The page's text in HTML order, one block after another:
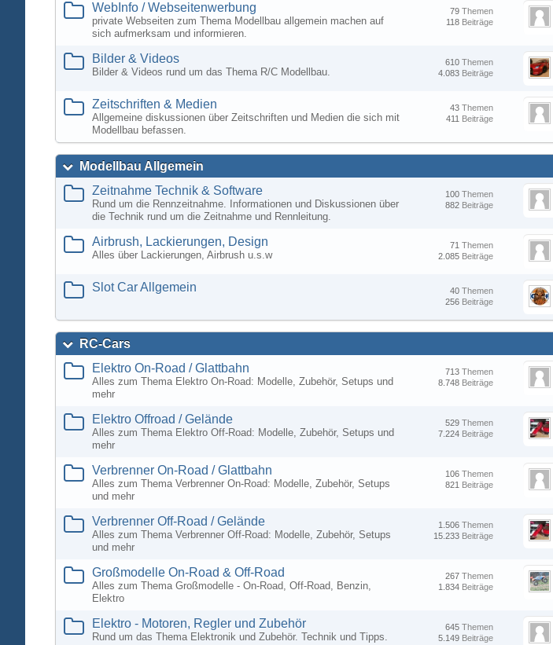
WebInfo / Webseitenwerbung
private Webseiten zum Thema Modellbau allgemein machen auf
sich aufmerksam und informieren.
Themen
79
Beiträge
118
Bilder & Videos
Bilder & Videos rund um das Thema R/C Modellbau.
Themen
610
Beiträge
4.083
Zeitschriften & Medien
Allgemeine diskussionen über Zeitschriften und Medien die sich mit
Modellbau befassen.
Themen
43
Beiträge
411
Modellbau Allgemein
Zeitnahme Technik & Software
Rund um die Rennzeitnahme. Informationen und Diskussionen über
die Technik rund um die Zeitnahme und Rennleitung.
Themen
100
Beiträge
882
Airbrush, Lackierungen, Design
Alles über Lackierungen, Airbrush u.s.w
Themen
71
Beiträge
2.085
Slot Car Allgemein Themen
40
Beiträge
256
RC-Cars
Elektro On-Road / Glattbahn
Alles zum Thema Elektro On-Road: Modelle, Zubehör, Setups und
mehr
Themen
713
Beiträge
8.748
Elektro Offroad / Gelände
Alles zum Thema Elektro Off-Road: Modelle, Zubehör, Setups und
mehr
Themen
529
Beiträge
7.224
Verbrenner On-Road / Glattbahn
Alles zum Thema Verbrenner On-Road: Modelle, Zubehör, Setups
und mehr
Themen
106
Beiträge
821
Verbrenner Off-Road / Gelände
Alles zum Thema Verbrenner Off-Road: Modelle, Zubehör, Setups
und mehr
Themen
1.506
Beiträge
15.233
Großmodelle On-Road & Off-Road
Alles zum Thema Großmodelle - On-Road, Off-Road, Benzin,
Elektro
Themen
267
Beiträge
1.834
Elektro - Motoren, Regler und Zubehör
Rund um das Thema Elektronik und Zubehör. Technik und Tipps.
Themen
645
Beiträge
5.149